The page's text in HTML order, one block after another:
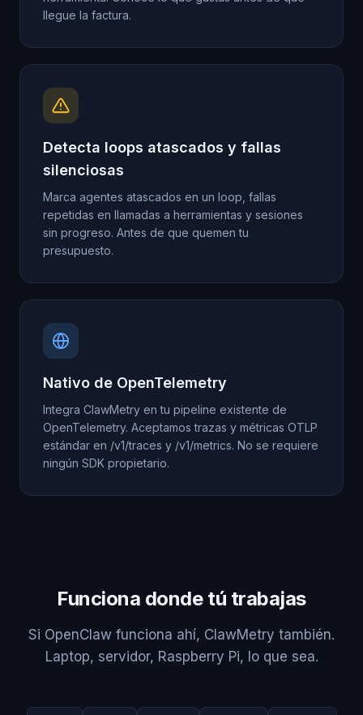
llegue la factura.
Detecta loops atascados y fallas
silenciosas
Marca agentes atascados en un loop, fallas
repetidas en llamadas a herramientas y sesiones
sin progreso. Antes de que quemen tu
presupuesto.
Nativo de OpenTelemetry
Integra ClawMetry en tu pipeline existente de
OpenTelemetry. Aceptamos trazas y métricas OTLP
estándar en /v1/traces y /v1/metrics. No se requiere
ningún SDK propietario.
Funciona donde tú trabajas
Si OpenClaw funciona ahí, ClawMetry también.
Laptop, servidor, Raspberry Pi, lo que sea.